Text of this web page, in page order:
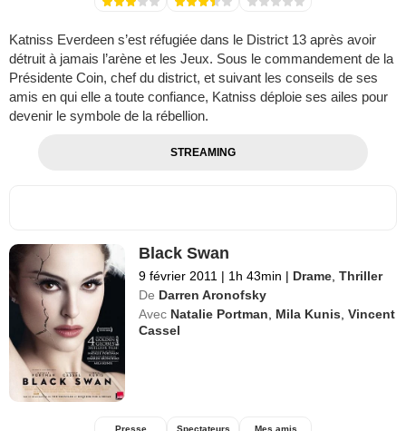
Katniss Everdeen s’est réfugiée dans le District 13 après avoir
détruit à jamais l’arène et les Jeux. Sous le commandement de la
Présidente Coin, chef du district, et suivant les conseils de ses
amis en qui elle a toute confiance, Katniss déploie ses ailes pour
devenir le symbole de la rébellion.
STREAMING
Black Swan
9 février 2011 | 1h 43min | Drame ,Thriller
De Darren Aronofsky
Avec Natalie Portman Mila Kunis ,Vincent
Cassel
Presse Spectateurs Mes amis